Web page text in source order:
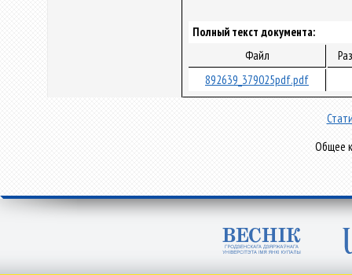
Полный текст документа:
Файл
892639_379025pdf.pdf
Общее